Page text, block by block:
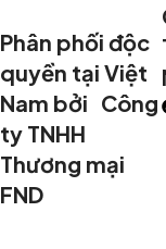
Phân phối độc
quyền tại Việt
Nam bởi Công
ty TNHH
Thương mại
FND